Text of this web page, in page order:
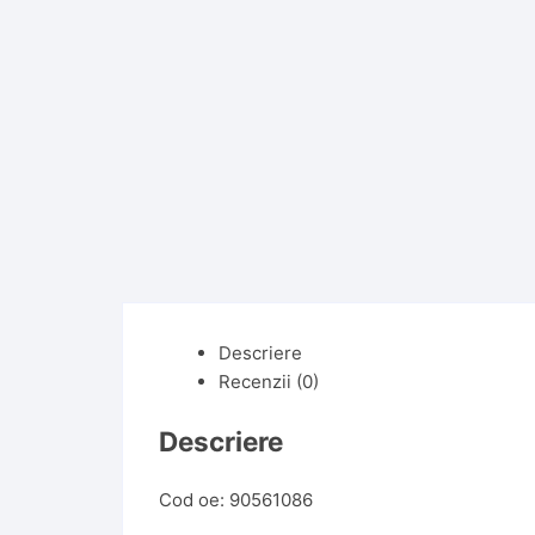
Descriere
Recenzii (0)
Descriere
Cod oe: 90561086